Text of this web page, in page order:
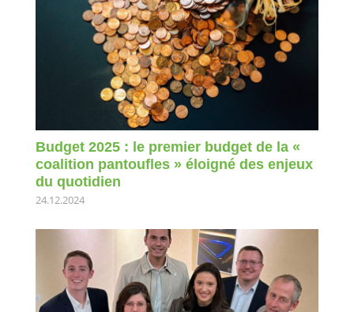
Budget 2025 : le premier budget de la «
coalition pantoufles » éloigné des enjeux
du quotidien
24.12.2024